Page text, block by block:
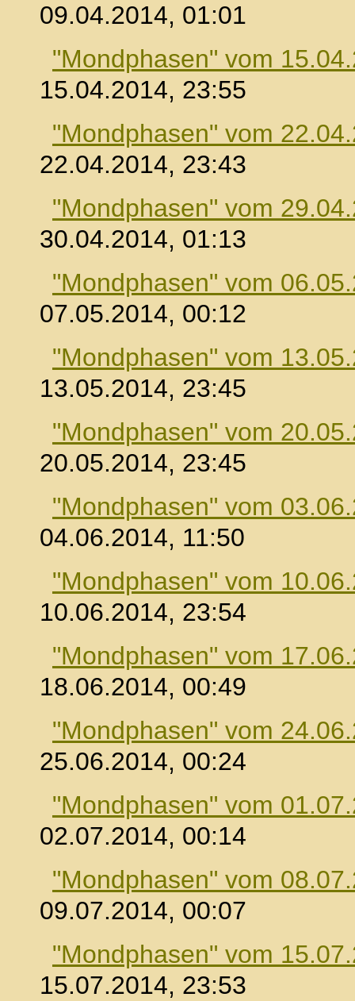
09.04.2014, 01:01
"Mondphasen" vom
15.04.2014, 23:55
"Mondphasen" vom
22.04.2014, 23:43
"Mondphasen" vom
30.04.2014, 01:13
"Mondphasen" vom
07.05.2014, 00:12
"Mondphasen" vom
13.05.2014, 23:45
"Mondphasen" vom
20.05.2014, 23:45
"Mondphasen" vom
04.06.2014, 11:50
"Mondphasen" vom
10.06.2014, 23:54
"Mondphasen" vom
18.06.2014, 00:49
"Mondphasen" vom
25.06.2014, 00:24
"Mondphasen" vom
02.07.2014, 00:14
"Mondphasen" vom
09.07.2014, 00:07
"Mondphasen" vom
15.07.2014, 23:53